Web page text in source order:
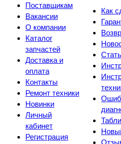
Поставщикам
Вакансии
О компании
Каталог
запчастей
Доставка и
оплата
Контакты
Ремонт техники
Новинки
Личный
кабинет
Регистрация
Как